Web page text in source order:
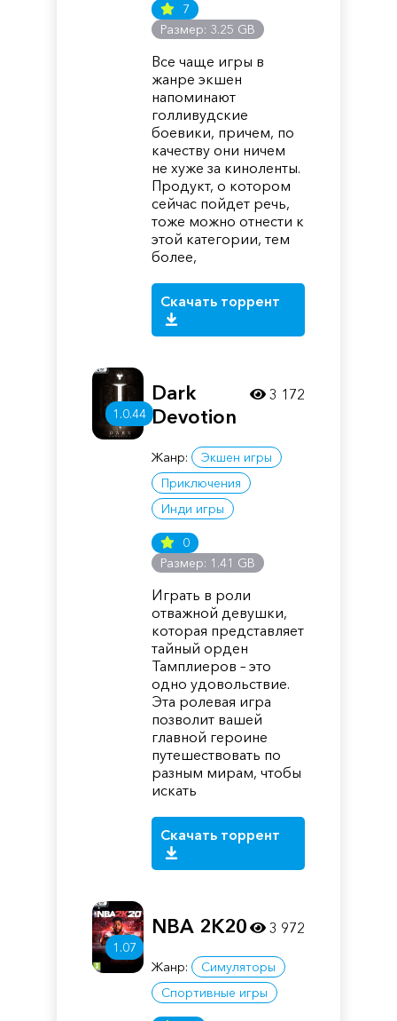
7
Размер: 3.25 GB
Все чаще игры в
жанре экшен
напоминают
голливудские
боевики, причем, по
качеству они ничем
не хуже за киноленты.
Продукт, о котором
сейчас пойдет речь,
тоже можно отнести к
этой категории, тем
более,
Скачать торрент
1.0.44
Dark
Devotion
Жанр:
Экшен игры
Приключения
Инди игры
0
Размер: 1.41 GB
Играть в роли
отважной девушки,
которая представляет
тайный орден
Тамплиеров – это
одно удовольствие.
Эта ролевая игра
позволит вашей
главной героине
путешествовать по
разным мирам, чтобы
искать
Скачать торрент
3 172
1.07
NBA 2K20
Жанр:
Симуляторы
Спортивные игры
3 972